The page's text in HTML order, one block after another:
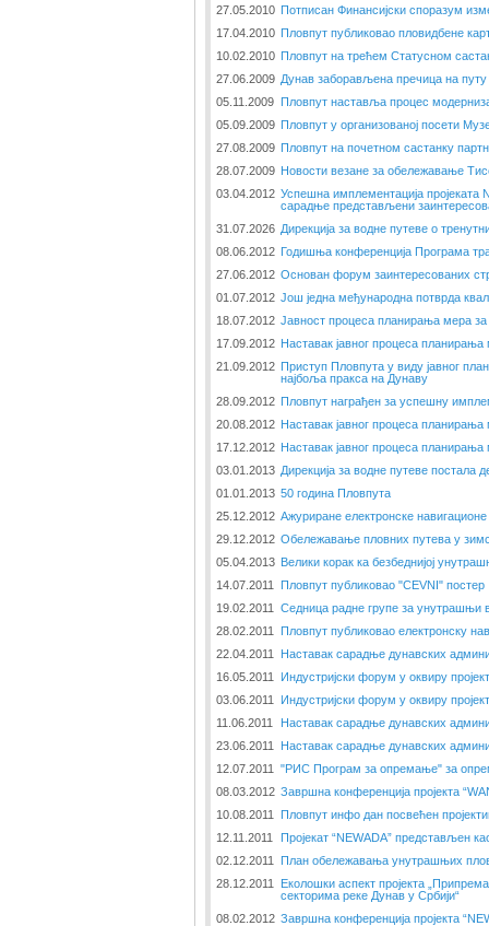
27.05.2010 Потписан Финансијски споразум
17.04.2010 Пловпут публиковао пловидбене
10.02.2010 Пловпут на трећем Статусном
27.06.2009 Дунав заборављена пречица на путу
05.11.2009 Пловпут наставља процес
05.09.2009 Пловпут у организованој посети
27.08.2009 Пловпут на почетном састанку
28.07.2009 Новости везане за обележавање
03.04.2012 Успешна имплементација пројеката
сарадње представљени
31.07.2026 Дирекција за водне путеве о
08.06.2012 Годишња конференција Програма
27.06.2012 Основан форум заинтересованих
01.07.2012 Још једна међународна потврда
18.07.2012 Јавност процеса планирања мера
17.09.2012 Наставак јавног процеса
21.09.2012 Приступ Пловпута у виду јавног
најбоља пракса на Дунаву
28.09.2012 Пловпут награђен за успешну
20.08.2012 Наставак јавног процеса
17.12.2012 Наставак јавног процеса
03.01.2013 Дирекција за водне путеве постала
01.01.2013 50 година Пловпута
25.12.2012 Ажуриране електронске
29.12.2012 Обележавање пловних путева у
05.04.2013 Велики корак ка безбеднијој
14.07.2011
Пловпут публиковао "CEVNI" постер
19.02.2011
Седница радне групе за унутрашњи
28.02.2011
Пловпут публиковао електронску
22.04.2011
Наставак сарадње дунавских
16.05.2011
Индустријски форум у оквиру
03.06.2011
Индустријски форум у оквиру
11.06.2011
Наставак сарадње дунавских
23.06.2011
Наставак сарадње дунавских
12.07.2011
"РИС Програм за опремање" за
08.03.2012 Завршна конференција пројекта
10.08.2011
Пловпут инфо дан посвећен
12.11.2011
Пројекат “NEWADA” представљен
02.12.2011
План обележавања унутрашњих
28.12.2011
Еколошки аспект пројекта
секторима реке Дунав у Србији“
08.02.2012 Завршна конференција пројекта